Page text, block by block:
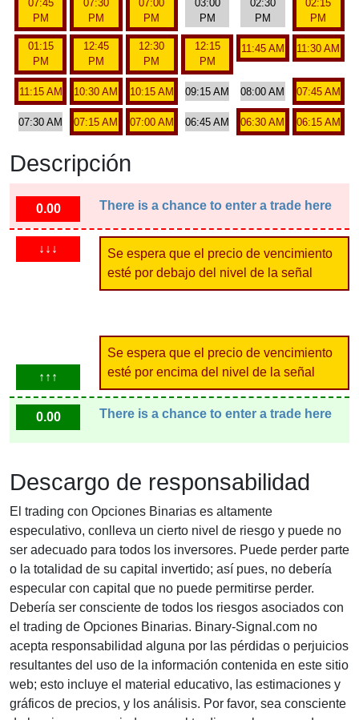
07:45
PM
07:30
PM
07:00
PM
03:00
PM
02:30
PM
02:15
PM
01:15
PM
12:45
PM
12:30
PM
12:15
PM
11:45 AM 11:30 AM
11:15 AM 10:30 AM 10:15 AM 09:15 AM 08:00 AM 07:45 AM
07:30 AM 07:15 AM 07:00 AM 06:45 AM 06:30 AM 06:15 AM
Descripción
0.00 There is a chance to enter a trade here
↓↓↓
Se espera que el precio de vencimiento
esté por debajo del nivel de la señal
↑↑↑
Se espera que el precio de vencimiento
esté por encima del nivel de la señal
0.00 There is a chance to enter a trade here
Descargo de responsabilidad
El trading con Opciones Binarias es altamente
especulativo, conlleva un cierto nivel de riesgo y puede no
ser adecuado para todos los inversores. Puede perder parte
o la totalidad de su capital invertido; así pues, no debería
especular con capital que no puede permitirse perder.
Debería ser consciente de todos los riesgos asociados con
el trading de Opciones Binarias. Binary-Signal.com no
acepta responsabilidad alguna por las pérdidas o perjuicios
resultantes del uso de la información contenida en este sitio
web; esto incluye el material educativo, las estimaciones y
gráficos de precios, y los análisis. Por favor, sea consciente